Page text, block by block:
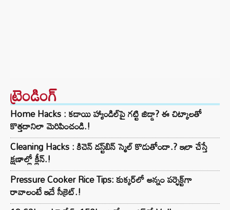
ట్రెండింగ్‌
Home Hacks : కడాయి హ్యాండిల్‌పై గట్టి జిడ్డా? ఈ చిట్కాలతో
కొత్తదానిలా మెరిపించండి.!
Cleaning Hacks : కిచెన్ డస్ట్‌బిన్ స్మెల్ కొడుతోందా.? ఇలా చేస్తే
క్షణాల్లో క్లీన్.!
Pressure Cooker Rice Tips: కుక్కర్‌లో అన్నం పర్ఫెక్ట్‌గా
రావాలంటే ఇదే సీక్రెట్.!